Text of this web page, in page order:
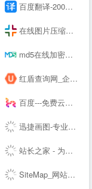
百度翻译-200种语言互译、沟通全世界！
在线图片压缩工具(jpg、jpeg、png、gif、webp、tiff)无损压缩90%-压缩图
md5在线加密解密
红盾查询网_企业工商信息查询系统
百度---免费云盘丨文件共享软件丨超大容量丨存储安全
迅捷画图-专业的在线作图网站,在线画思维导图、流程图
站长之家 - 为站长提供常用站长工具 webmaster--.cn
SiteMap_网站地图_站点地图_制作工具_在线生成_生成工具_生成器_网页爬虫_天气预报_天气API - 爱帮助！